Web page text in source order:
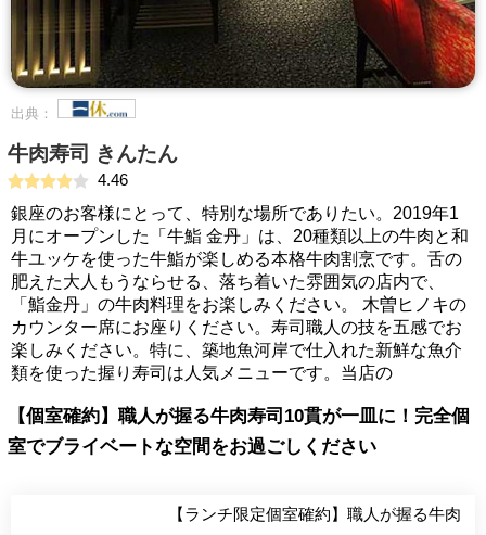
出典：
牛肉寿司 きんたん
4.46
銀座のお客様にとって、特別な場所でありたい。2019年1
月にオープンした「牛鮨 金丹」は、20種類以上の牛肉と和
牛ユッケを使った牛鮨が楽しめる本格牛肉割烹です。舌の
肥えた大人もうならせる、落ち着いた雰囲気の店内で、
「鮨金丹」の牛肉料理をお楽しみください。 木曽ヒノキの
カウンター席にお座りください。寿司職人の技を五感でお
楽しみください。特に、築地魚河岸で仕入れた新鮮な魚介
類を使った握り寿司は人気メニューです。当店の
【個室確約】職人が握る牛肉寿司10貫が一皿に！完全個
室でブライベートな空間をお過ごしください
【ランチ限定個室確約】職人が握る牛肉